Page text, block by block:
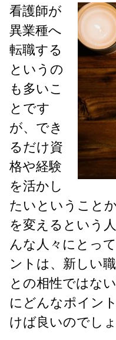
看護師が
異業種へ
転職する
というの
も多いこ
とです
が、でき
るだけ資
格や経験
を活かし
たいということ
を変えるという
んな人々にとっ
ントは、新しい
との相性ではな
にどんなポイン
けば良いのでし